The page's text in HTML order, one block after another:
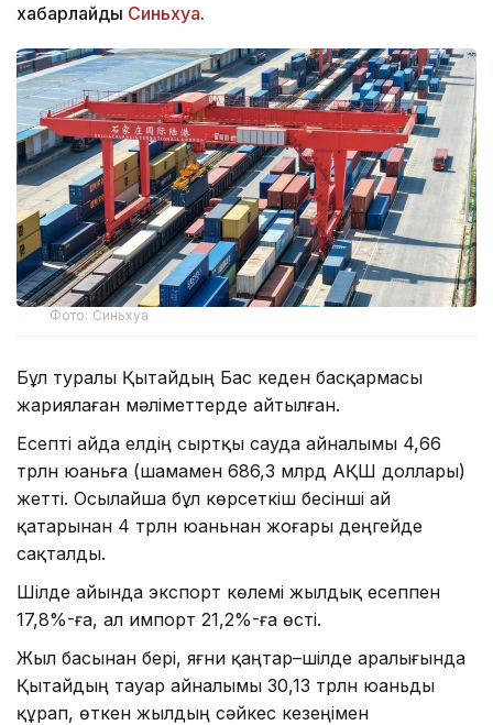
хабарлайды Синьхуа.
Фото: Синьхуа
Бұл туралы Қытайдың Бас кеден басқармасы
жариялаған мәліметтерде айтылған.
Есепті айда елдің сыртқы сауда айналымы 4,66
трлн юаньға (шамамен 686,3 млрд АҚШ доллары)
жетті. Осылайша бұл көрсеткіш бесінші ай
қатарынан 4 трлн юаньнан жоғары деңгейде
сақталды.
Шілде айында экспорт көлемі жылдық есеппен
17,8%-ға, ал импорт 21,2%-ға өсті.
Жыл басынан бері, яғни қаңтар–шілде аралығында
Қытайдың тауар айналымы 30,13 трлн юаньды
құрап, өткен жылдың сәйкес кезеңімен